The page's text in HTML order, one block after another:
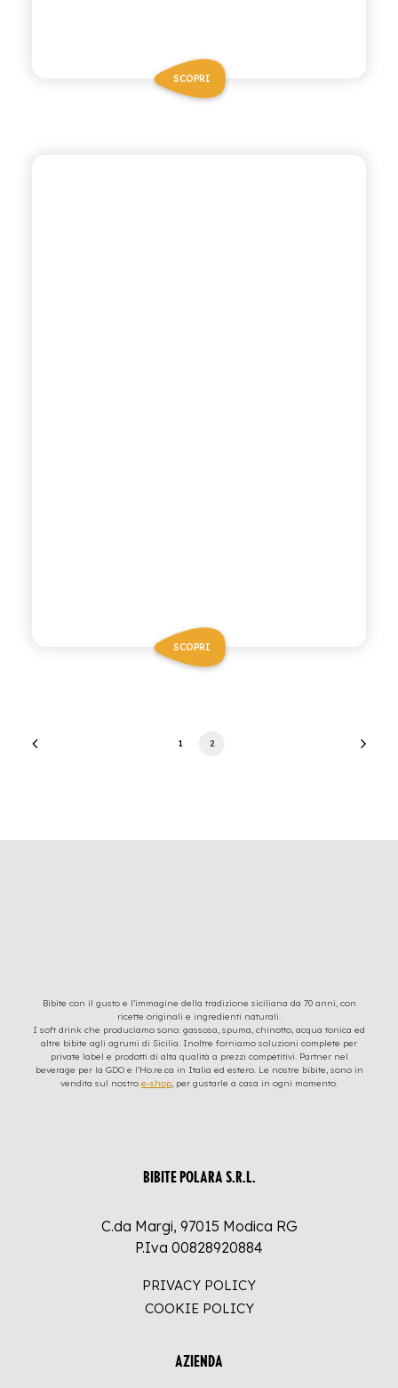
SCOPRI
SCOPRI
1 2
Bibite con il gusto e l’immagine della tradizione siciliana da 70 anni, con
ricette originali e ingredienti naturali.
I soft drink che produciamo sono: gassosa, spuma, chinotto, acqua tonica ed
altre bibite agli agrumi di Sicilia. Inoltre forniamo soluzioni complete per
private label e prodotti di alta qualità a prezzi competitivi. Partner nel
beverage per la GDO e l’Ho.re.ca in Italia ed estero. Le nostre bibite, sono in
vendita sul nostro e-shop, per gustarle a casa in ogni momento.
BIBITE POLARA S.R.L.
C.da Margi, 97015 Modica RG
P.Iva 00828920884
PRIVACY POLICY
COOKIE POLICY
AZIENDA